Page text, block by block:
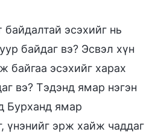
эсэхийг нь
байдаг вэ? Эсвэл хүн
байгаа эсэхийг харах
вэ? Тэдэнд ямар нэгэн
Бурханд ямар
үнэнийг эрж хайж чаддаг